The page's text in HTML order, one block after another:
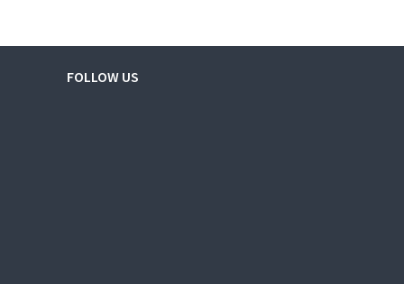
FOLLOW US